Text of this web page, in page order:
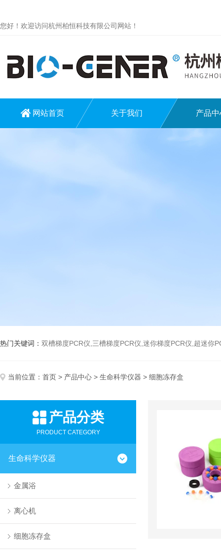
您好！欢迎访问杭州柏恒科技有限公司网站！
网站首页 关于我们 产品中
热门关键词： 双槽梯度PCR仪,三槽梯度PCR仪,迷你梯度PCR仪,超迷你
当前位置： 首页 > 产品中心 > 生命科学仪器 > 细胞冻存盒
产品分类
PRODUCT CATEGORY
生命科学仪器
金属浴
离心机
细胞冻存盒